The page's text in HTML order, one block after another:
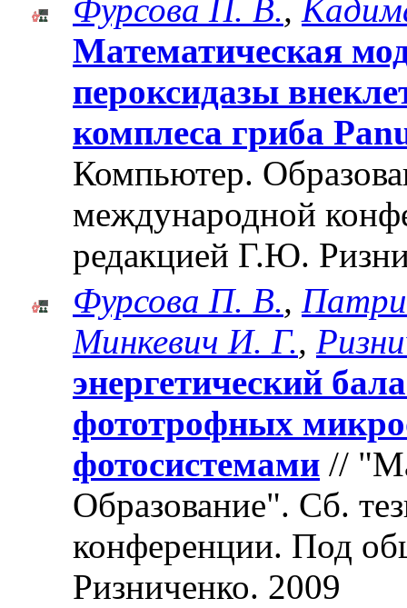
Фурсова П. В.,
Математическая
пероксидазы
комплеса гриба
Компьютер.
международной
редакцией Г.Ю.
Фурсова П. В.,
Минкевич И. Г.,
энергетический
фототрофных
фотосистемами //
Образование". Cб.
конференции. Под
Ризниченко. 2009